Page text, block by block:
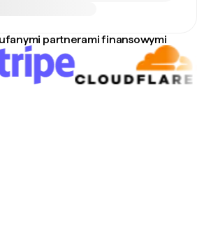
partnerami finansowymi